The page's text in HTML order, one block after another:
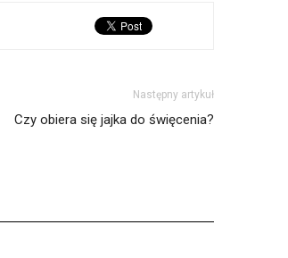
Następny artykuł
Czy obiera się jajka do święcenia?